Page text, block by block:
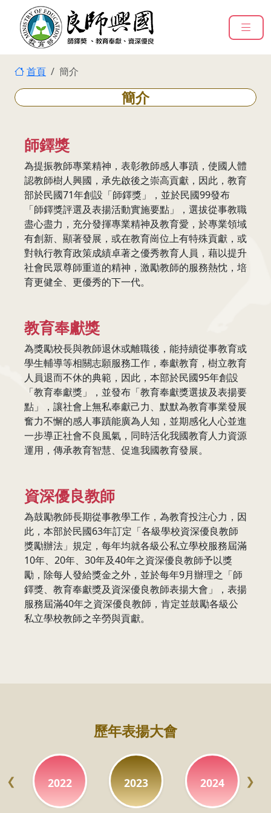
到主要內容
::: 首頁 簡介
簡介
師鐸獎
為提振教師專業精神，表彰教師感人事蹟，使國人體
認教師樹人興國，承先啟後之崇高貢獻，因此，教育
部於民國71年創設「師鐸獎」，並於民國99發布
「師鐸獎評選及表揚活動實施要點」，選拔從事教職
盡心盡力，充分發揮專業精神及教育愛，於專業領域
有創新、顯著發展，或在教育崗位上有特殊貢獻，或
對執行教育政策成績卓著之優秀教育人員，藉以提升
社會民眾尊師重道的精神，激勵教師的服務熱忱，培
育更健全、更優秀的下一代。
教育奉獻獎
為獎勵校長與教師退休或離職後，能持續從事教育或
學生輔導等相關志願服務工作，奉獻教育，樹立教育
人員退而不休的典範，因此，本部於民國95年創設
「教育奉獻獎」，並發布「教育奉獻獎選拔及表揚要
點」，讓社會上無私奉獻己力、默默為教育事業發展
奮力不懈的感人事蹟能廣為人知，並期感化人心並進
一步導正社會不良風氣，同時活化我國教育人力資源
運用，傳承教育智慧、促進我國教育發展。
資深優良教師
為鼓勵教師長期從事教學工作，為教育投注心力，因
此，本部於民國63年訂定「各級學校資深優良教師
獎勵辦法」規定，每年均就各級公私立學校服務屆滿
10年、20年、30年及40年之資深優良教師予以獎
勵，除每人發給獎金之外，並於每年9月辦理之「師
鐸獎、教育奉獻獎及資深優良教師表揚大會」，表揚
服務屆滿40年之資深優良教師，肯定並鼓勵各級公
私立學校教師之辛勞與貢獻。
歷年表揚大會
2022 2023 2024